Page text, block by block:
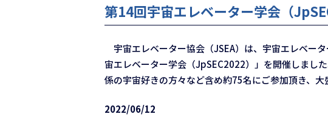
第14回宇宙エレベーター学会（
宇宙エレベーター協会（JSEA）は、宇宙エレベー
宙エレベーター学会（JpSEC2022）」を開催しまし
係の宇宙好きの方々など含め約75名にご参加頂き、大
2022/06/12